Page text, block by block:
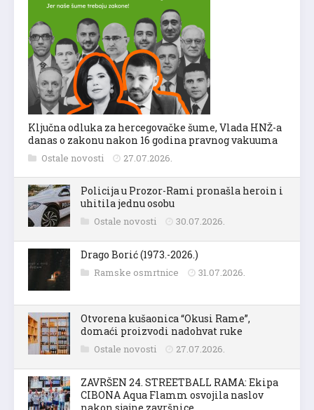
Ključna odluka za hercegovačke šume, Vlada HNŽ-a
danas o zakonu nakon 16 godina pravnog vakuuma
Ostale novosti 27.07.2026.
Policija u Prozor-Rami pronašla heroin i
uhitila jednu osobu
Ostale novosti 30.07.2026.
Drago Borić (1973.-2026.)
Ramske osmrtnice 31.07.2026.
Otvorena kušaonica “Okusi Rame”,
domaći proizvodi nadohvat ruke
Ostale novosti 27.07.2026.
ZAVRŠEN 24. STREETBALL RAMA: Ekipa
CIBONA Aqua Flamm osvojila naslov